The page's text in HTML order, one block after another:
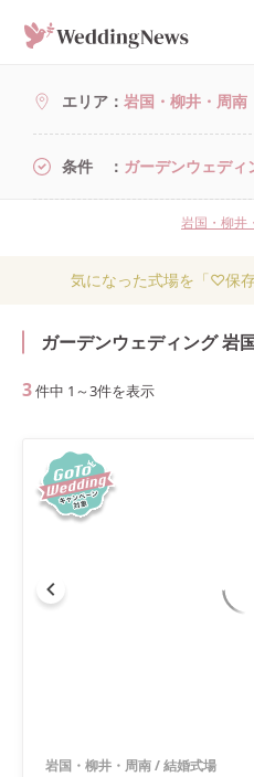
エリア 岩国・柳井・周南
条件 ガーデンウェディ
岩国・柳井
気になった式場を「♡保
ガーデンウェディング 岩国・
3件中 1 ～3件を表示
岩国・柳井・周南/結婚式場